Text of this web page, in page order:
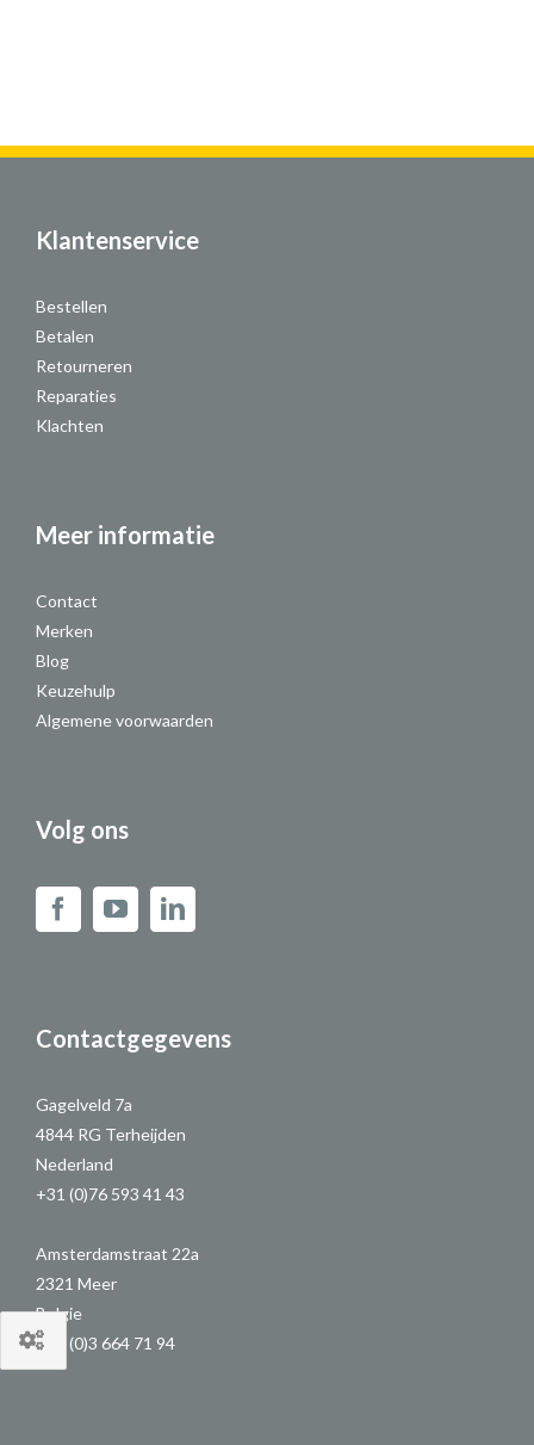
Klantenservice
Bestellen
Betalen
Retourneren
Reparaties
Klachten
Meer informatie
Contact
Merken
Blog
Keuzehulp
Algemene voorwaarden
Volg ons
Contactgegevens
Gagelveld 7a
4844 RG Terheijden
Nederland
+31 (0)76 593 41 43
Amsterdamstraat 22a
2321 Meer
Belgie
+32 (0)3 664 71 94